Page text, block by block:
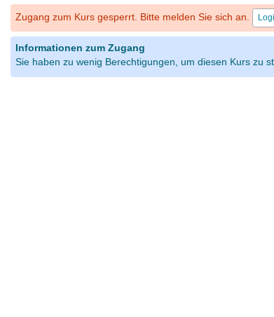
Zugang zum Kurs gesperrt. Bitte melden Sie sich an.
Informationen zum Zugang
Sie haben zu wenig Berechtigungen, um diesen Kurs zu